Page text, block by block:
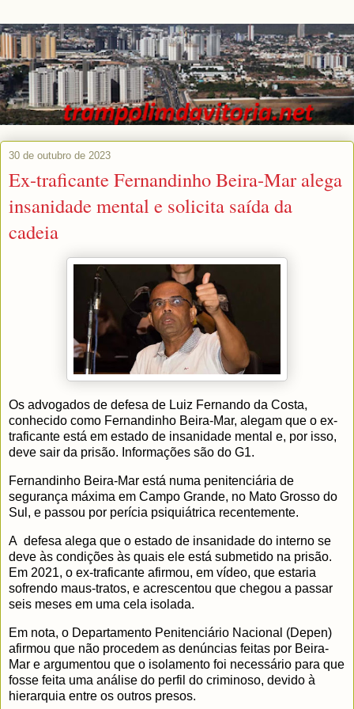
30 de outubro de 2023
Ex-traficante Fernandinho Beira-Mar alega
insanidade mental e solicita saída da
cadeia
Os advogados de defesa de Luiz Fernando da Costa,
conhecido como Fernandinho Beira-Mar, alegam que o ex-
traficante está em estado de insanidade mental e, por isso,
deve sair da prisão. Informações são do G1.
Fernandinho Beira-Mar está numa penitenciária de
segurança máxima em Campo Grande, no Mato Grosso do
Sul, e passou por perícia psiquiátrica recentemente.
A defesa alega que o estado de insanidade do interno se
deve às condições às quais ele está submetido na prisão.
Em 2021, o ex-traficante afirmou, em vídeo, que estaria
sofrendo maus-tratos, e acrescentou que chegou a passar
seis meses em uma cela isolada.
Em nota, o Departamento Penitenciário Nacional (Depen)
afirmou que não procedem as denúncias feitas por Beira-
Mar e argumentou que o isolamento foi necessário para que
fosse feita uma análise do perfil do criminoso, devido à
hierarquia entre os outros presos.